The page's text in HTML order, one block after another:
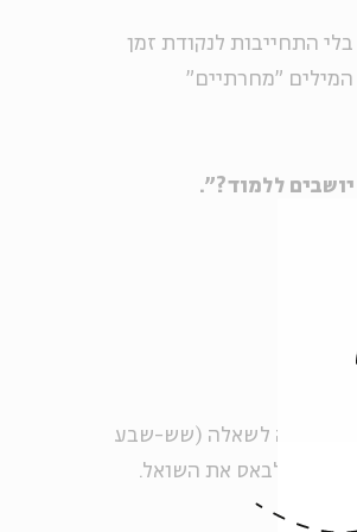
התחייבות לנקודת זמן
"מחרתיים"
ללמוד?".
כתשובה לשאלה (שש-שבע
לא רוצה לבאס את השואל.